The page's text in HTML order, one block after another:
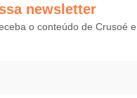
newsletter
o conteúdo de Crusoé